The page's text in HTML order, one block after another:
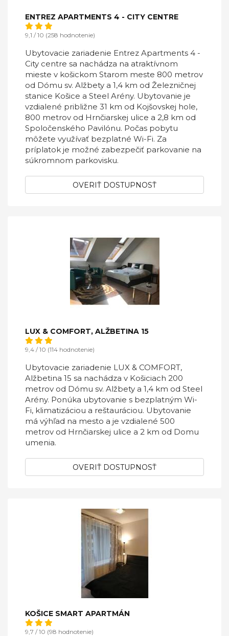
ENTREZ APARTMENTS 4 - CITY CENTRE
9,1 / 10 (258 hodnotenie)
Ubytovacie zariadenie Entrez Apartments 4 -
City centre sa nachádza na atraktívnom
mieste v košickom Starom meste 800 metrov
od Dómu sv. Alžbety a 1,4 km od Železničnej
stanice Košice a Steel Arény. Ubytovanie je
vzdialené približne 31 km od Kojšovskej hole,
800 metrov od Hrnčiarskej ulice a 2,8 km od
Spoločenského Pavilónu. Počas pobytu
môžete využívať bezplatné Wi-Fi. Za
príplatok je možné zabezpečiť parkovanie na
súkromnom parkovisku.
OVERIŤ DOSTUPNOSŤ
LUX & COMFORT, ALŽBETINA 15
9,4 / 10 (114 hodnotenie)
Ubytovacie zariadenie LUX & COMFORT,
Alžbetina 15 sa nachádza v Košiciach 200
metrov od Dómu sv. Alžbety a 1,4 km od Steel
Arény. Ponúka ubytovanie s bezplatným Wi-
Fi, klimatizáciou a reštauráciou. Ubytovanie
má výhľad na mesto a je vzdialené 500
metrov od Hrnčiarskej ulice a 2 km od Domu
umenia.
OVERIŤ DOSTUPNOSŤ
KOŠICE SMART APARTMÁN
9,7 / 10 (98 hodnotenie)